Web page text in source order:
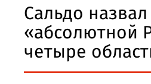
Сальдо назвал
«абсолютной
четыре